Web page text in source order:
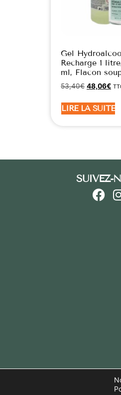
Gel
Recharge 1
ml, Flacon
53,40€ 48,06€
LIRE LA SUITE
SUIVEZ-